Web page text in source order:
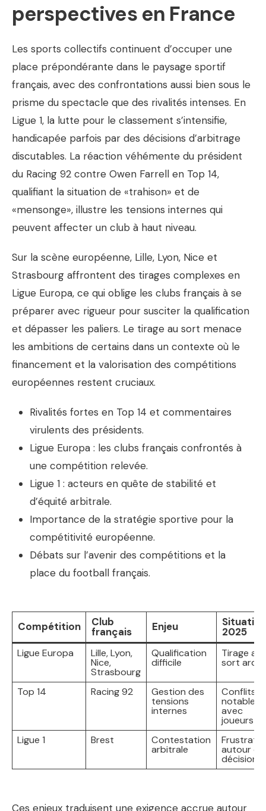
perspectives en France
Les sports collectifs continuent d’occuper une
place prépondérante dans le paysage sportif
français, avec des confrontations aussi bien sous le
prisme du spectacle que des rivalités intenses. En
Ligue 1, la lutte pour le classement s’intensifie,
handicapée parfois par des décisions d’arbitrage
discutables. La réaction véhémente du président
du Racing 92 contre Owen Farrell en Top 14,
qualifiant la situation de «trahison» et de
«mensonge», illustre les tensions internes qui
peuvent affecter un club à haut niveau.
Sur la scène européenne, Lille, Lyon, Nice et
Strasbourg affrontent des tirages complexes en
Ligue Europa, ce qui oblige les clubs français à se
préparer avec rigueur pour susciter la qualification
et dépasser les paliers. Le tirage au sort menace
les ambitions de certains dans un contexte où le
financement et la valorisation des compétitions
européennes restent cruciaux.
Rivalités fortes en Top 14 et commentaires
virulents des présidents.
Ligue Europa : les clubs français confrontés à
une compétition relevée.
Ligue 1 : acteurs en quête de stabilité et
d’équité arbitrale.
Importance de la stratégie sportive pour la
compétitivité européenne.
Débats sur l’avenir des compétitions et la
place du football français.
Compétition Club
français Enjeu Situation
2025
Ligue Europa Lille, Lyon,
Nice,
Strasbourg
Qualification
difficile
Tirage au
sort ardu
Top 14 Racing 92 Gestion des
tensions
internes
Conflits
notables
avec
joueurs
Ligue 1
Brest Contestation
arbitrale autour
décisions
Ces enjeux traduisent une exigence accrue autour